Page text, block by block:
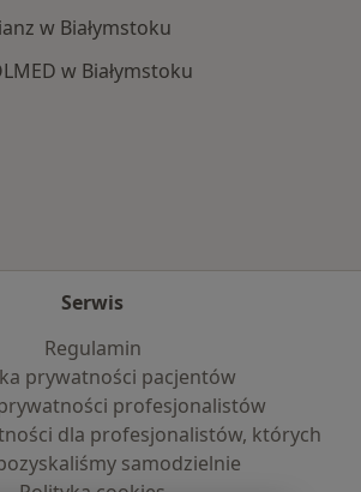
w Białymstoku
w Białymstoku
Serwis
Regulamin
prywatności pacjentów
profesjonalistów
dla profesjonalistów, których
samodzielnie